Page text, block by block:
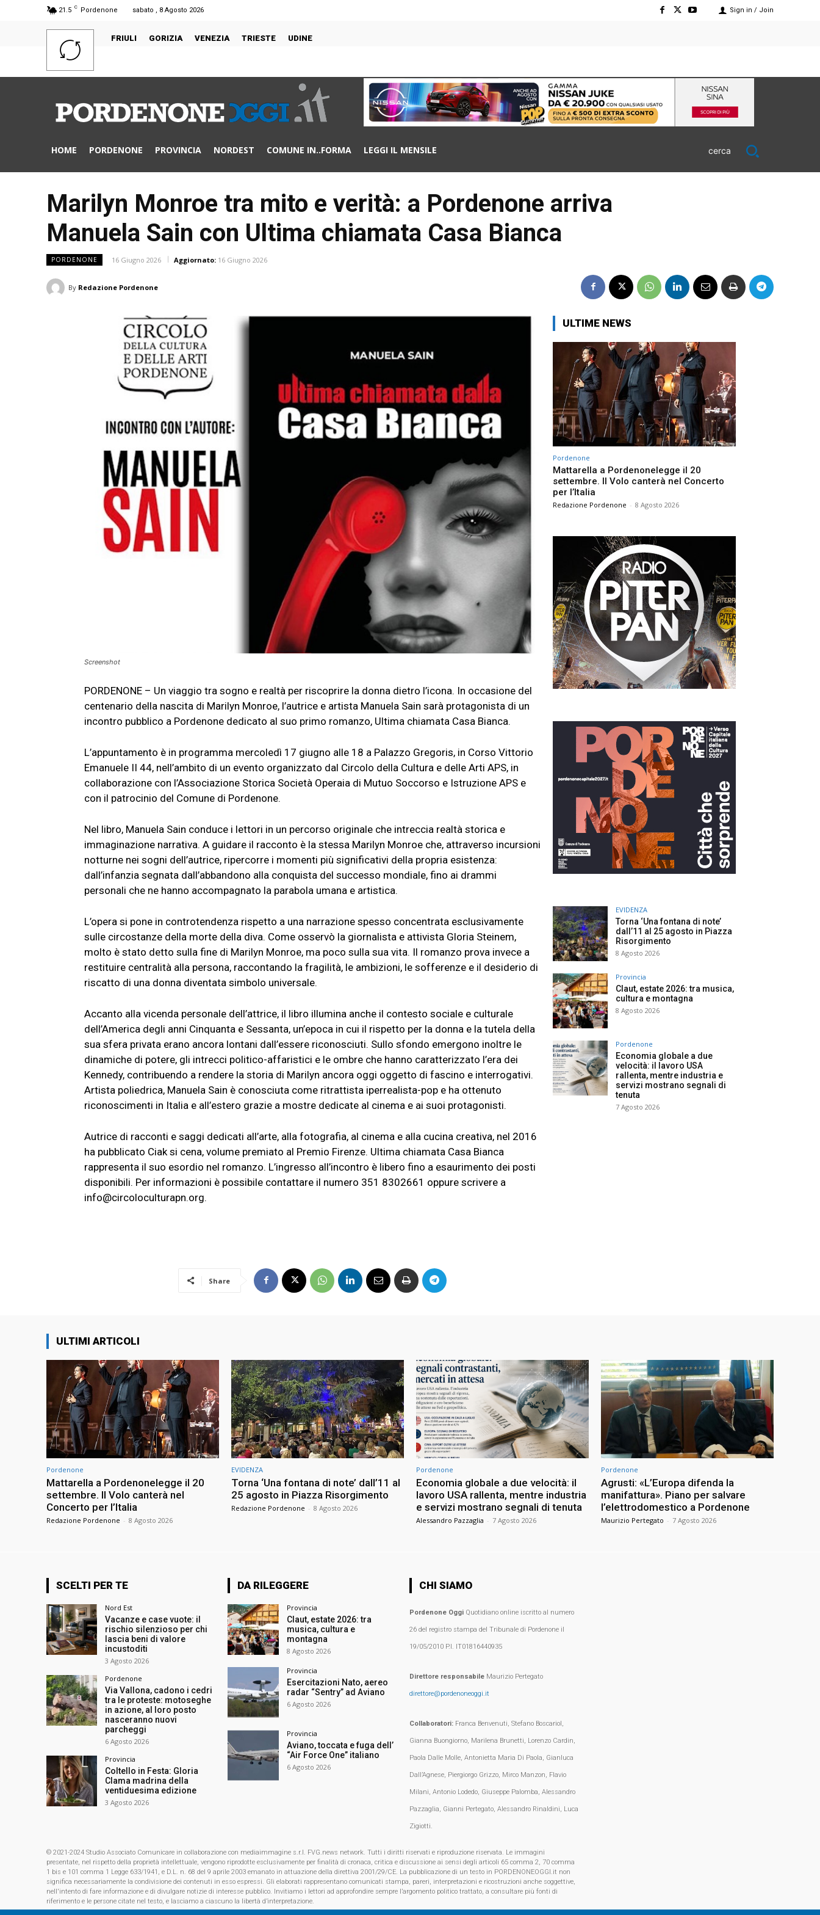
21.5 C Pordenone sabato , 8 Agosto 2026 Sign in / Join
FRIULI GORIZIA VENEZIA TRIESTE UDINE
HOME PORDENONE PROVINCIA NORDEST COMUNE IN..FORMA LEGGI IL MENSILE cerca
Marilyn Monroe tra mito e verità: a Pordenone arriva
Manuela Sain con Ultima chiamata Casa Bianca
PORDENONE 16 Giugno 2026 Aggiornato: 16 Giugno 2026
By Redazione Pordenone
Screenshot
PORDENONE – Un viaggio tra sogno e realtà per riscoprire la donna dietro l’icona. In occasione del
centenario della nascita di Marilyn Monroe, l’autrice e artista Manuela Sain sarà protagonista di un
incontro pubblico a Pordenone dedicato al suo primo romanzo, Ultima chiamata Casa Bianca.
L’appuntamento è in programma mercoledì 17 giugno alle 18 a Palazzo Gregoris, in Corso Vittorio
Emanuele II 44, nell’ambito di un evento organizzato dal Circolo della Cultura e delle Arti APS, in
collaborazione con l’Associazione Storica Società Operaia di Mutuo Soccorso e Istruzione APS e
con il patrocinio del Comune di Pordenone.
Nel libro, Manuela Sain conduce i lettori in un percorso originale che intreccia realtà storica e
immaginazione narrativa. A guidare il racconto è la stessa Marilyn Monroe che, attraverso incursioni
notturne nei sogni dell’autrice, ripercorre i momenti più significativi della propria esistenza:
dall’infanzia segnata dall’abbandono alla conquista del successo mondiale, fino ai drammi
personali che ne hanno accompagnato la parabola umana e artistica.
L’opera si pone in controtendenza rispetto a una narrazione spesso concentrata esclusivamente
sulle circostanze della morte della diva. Come osservò la giornalista e attivista Gloria Steinem,
molto è stato detto sulla fine di Marilyn Monroe, ma poco sulla sua vita. Il romanzo prova invece a
restituire centralità alla persona, raccontando la fragilità, le ambizioni, le sofferenze e il desiderio di
riscatto di una donna diventata simbolo universale.
Accanto alla vicenda personale dell’attrice, il libro illumina anche il contesto sociale e culturale
dell’America degli anni Cinquanta e Sessanta, un’epoca in cui il rispetto per la donna e la tutela della
sua sfera privata erano ancora lontani dall’essere riconosciuti. Sullo sfondo emergono inoltre le
dinamiche di potere, gli intrecci politico-affaristici e le ombre che hanno caratterizzato l’era dei
Kennedy, contribuendo a rendere la storia di Marilyn ancora oggi oggetto di fascino e interrogativi.
Artista poliedrica, Manuela Sain è conosciuta come ritrattista iperrealista-pop e ha ottenuto
riconoscimenti in Italia e all’estero grazie a mostre dedicate al cinema e ai suoi protagonisti.
Autrice di racconti e saggi dedicati all’arte, alla fotografia, al cinema e alla cucina creativa, nel 2016
ha pubblicato Ciak si cena, volume premiato al Premio Firenze. Ultima chiamata Casa Bianca
rappresenta il suo esordio nel romanzo. L’ingresso all’incontro è libero fino a esaurimento dei posti
disponibili. Per informazioni è possibile contattare il numero 351 8302661 oppure scrivere a
info@circoloculturapn.org.
Share
ULTIME NEWS
Pordenone
Mattarella a Pordenonelegge il 20
settembre. Il Volo canterà nel Concerto
per l’Italia
Redazione Pordenone - 8 Agosto 2026
EVIDENZA
Torna ‘Una fontana di note’
dall’11 al 25 agosto in Piazza
Risorgimento
8 Agosto 2026
Provincia
Claut, estate 2026: tra musica,
cultura e montagna
8 Agosto 2026
Pordenone
Economia globale a due
velocità: il lavoro USA
rallenta, mentre industria e
servizi mostrano segnali di
tenuta
7 Agosto 2026
ULTIMI ARTICOLI
Pordenone
Mattarella a Pordenonelegge il 20
settembre. Il Volo canterà nel
Concerto per l’Italia
Redazione Pordenone - 8 Agosto 2026
EVIDENZA
Torna ‘Una fontana di note’ dall’11 al
25 agosto in Piazza Risorgimento
Redazione Pordenone - 8 Agosto 2026
Pordenone
Economia globale a due velocità: il
lavoro USA rallenta, mentre industria
e servizi mostrano segnali di tenuta
Alessandro Pazzaglia - 7 Agosto 2026
Pordenone
Agrusti: «L’Europa difenda la
manifattura». Piano per salvare
l’elettrodomestico a Pordenone
Maurizio Pertegato - 7 Agosto 2026
SCELTI PER TE
Nord Est
Vacanze e case vuote: il
rischio silenzioso per chi
lascia beni di valore
incustoditi
3 Agosto 2026
Pordenone
Via Vallona, cadono i cedri
tra le proteste: motoseghe
in azione, al loro posto
nasceranno nuovi
parcheggi
6 Agosto 2026
Provincia
Coltello in Festa: Gloria
Clama madrina della
ventiduesima edizione
3 Agosto 2026
DA RILEGGERE
Provincia
Claut, estate 2026: tra
musica, cultura e
montagna
8 Agosto 2026
Provincia
Esercitazioni Nato, aereo
radar “Sentry” ad Aviano
6 Agosto 2026
Provincia
Aviano, toccata e fuga dell’
“Air Force One” italiano
6 Agosto 2026
CHI SIAMO
Pordenone OggiQuotidiano online iscritto al numero
26 del registro stampa del Tribunale di Pordenone il
19/05/2010 P.I. IT01816440935
Direttore responsabileMaurizio Pertegato
direttore@pordenoneoggi.it
Collaboratori:Franca Benvenuti, Stefano Boscariol,
Gianna Buongiorno, Marilena Brunetti, Lorenzo Cardin,
Paola Dalle Molle, Antonietta Maria Di Paola, Gianluca
Dall’Agnese, Piergiorgo Grizzo, Mirco Manzon, Flavio
Milani, Antonio Lodedo, Giuseppe Palomba, Alessandro
Pazzaglia, Gianni Pertegato, Alessandro Rinaldini, Luca
Zigiotti.
© 2021-2024 Studio Associato Comunicare in collaborazione con mediaimmagine s.r.l. FVG.news network. Tutti i diritti riservati e riproduzione riservata. Le immagini
presentate, nel rispetto della proprietà intellettuale, vengono riprodotte esclusivamente per finalità di cronaca, critica e discussione ai sensi degli articoli 65 comma 2, 70 comma
1 bis e 101 comma 1 Legge 633/1941, e D.L. n. 68 del 9 aprile 2003 emanato in attuazione della direttiva 2001/29/CE. La pubblicazione di un testo in PORDENONEOGGI.it non
significa necessariamente la condivisione dei contenuti in esso espressi. Gli elaborati rappresentano comunicati stampa, pareri, interpretazioni e ricostruzioni anche soggettive,
nell'intento di fare informazione e di divulgare notizie di interesse pubblico. Invitiamo i lettori ad approfondire sempre l’argomento politico trattato, a consultare più fonti di
riferimento e le persone citate nel testo, e lasciamo a ciascuno la libertà d’interpretazione.